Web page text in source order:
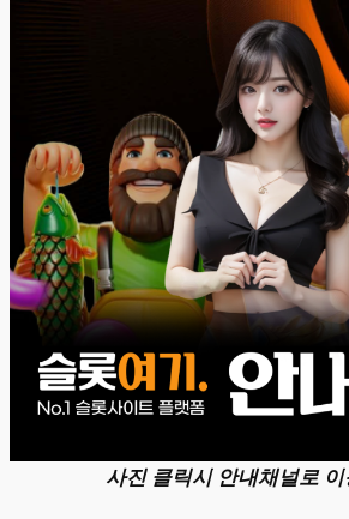
사진 클릭시 안내채널로